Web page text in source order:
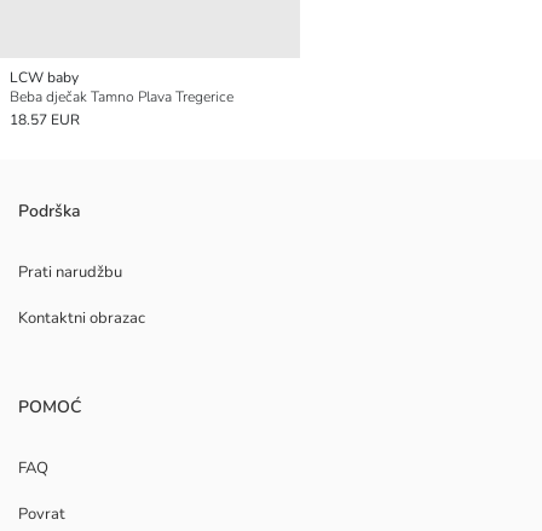
LCW baby
Beba dječak Tamno Plava Tregerice
18.57 EUR
Podrška
Prati narudžbu
Kontaktni obrazac
POMOĆ
FAQ
Povrat